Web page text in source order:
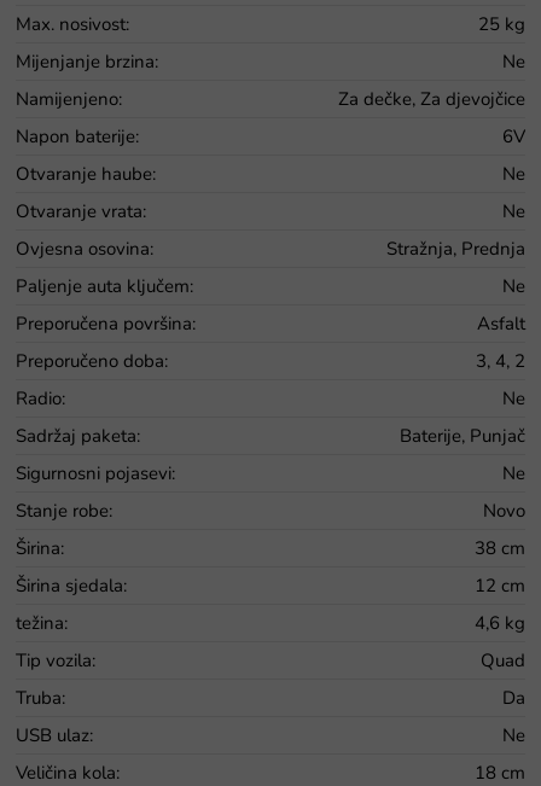
Max. nosivost:
25 kg
Mijenjanje brzina:
Ne
Namijenjeno:
Za dečke, Za djevojčice
Napon baterije:
6V
Otvaranje haube:
Ne
Otvaranje vrata:
Ne
Ovjesna osovina:
Stražnja, Prednja
Paljenje auta ključem:
Ne
Preporučena površina:
Asfalt
Preporučeno doba:
3, 4, 2
Radio:
Ne
Sadržaj paketa:
Baterije, Punjač
Sigurnosni pojasevi:
Ne
Stanje robe:
Novo
Širina:
38 cm
Širina sjedala:
12 cm
težina:
4,6 kg
Tip vozila:
Quad
Truba:
Da
USB ulaz:
Ne
Veličina kola:
18 cm